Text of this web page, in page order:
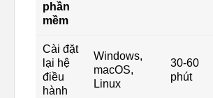
phần
mềm
Cài đặt
lại hệ
điều
hành
Windows,
macOS,
Linux
30-60
phút